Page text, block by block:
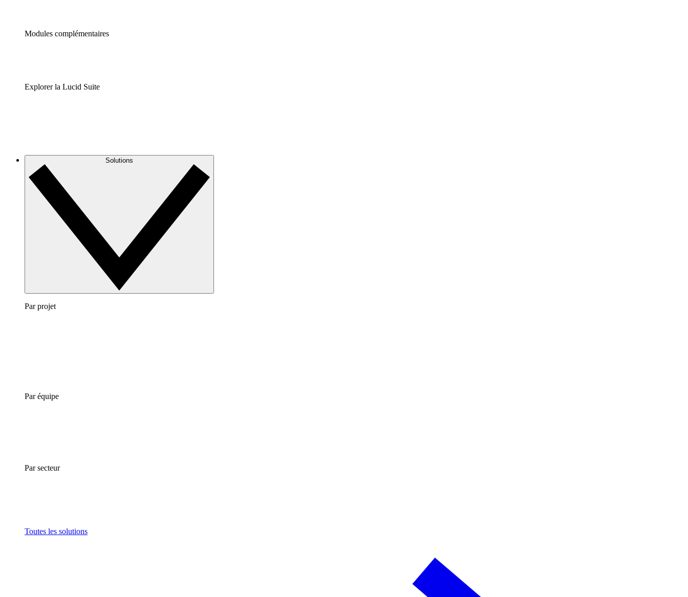
Modules complémentaires
Explorer la Lucid Suite
Solutions
Par projet
Par équipe
Par secteur
Toutes les solutions